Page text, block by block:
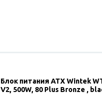
Блок питания ATX Wintek
V2, 500W, 80 Plus Bronze ,